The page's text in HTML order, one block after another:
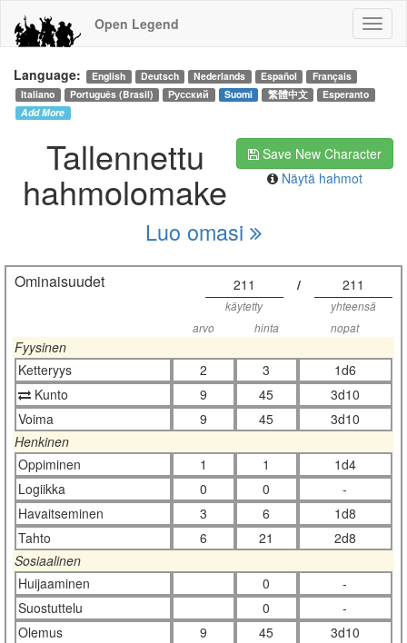
Open Legend
Language: English Deutsch Nederlands Español
Français
Italiano
Português (Brasil) Русский Suomi 繁體中文
Esperanto
Add More
Save New Character
Näytä hahmot
Tallennettu
hahmolomake
Luo omasi
Ominaisuudet 211 / 211
käytetty
yhteensä
arvo
hinta nopat
Fyysinen
Ketteryys
2 3
1d6
Kunto
9 45
3d10
Voima
9 45
3d10
Henkinen
Oppiminen
1 1
1d4
Logiikka
0 0
-
Havaitseminen
3 6
1d8
Tahto
6 21
2d8
Sosiaalinen
Huijaaminen
0
-
Suostuttelu
0
-
Olemus
9 45
3d10